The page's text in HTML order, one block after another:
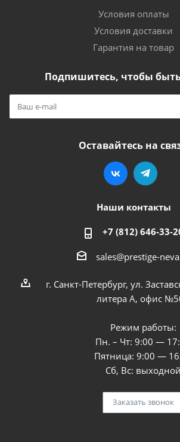
Условия оплаты
Условия доставки
Гарантия на товар
Подпишитесь, чтобы быть
Оставайтесь на
Наши контакты
+7 (812) 646-33-
sales@prestige-
г. Санкт-Петербург, ул.
литера А, офис
Режим работы:
Пн. – Чт: 9:00 —
Пятница: 9:00 —
Сб, Вс: выходной
Заказать звонок